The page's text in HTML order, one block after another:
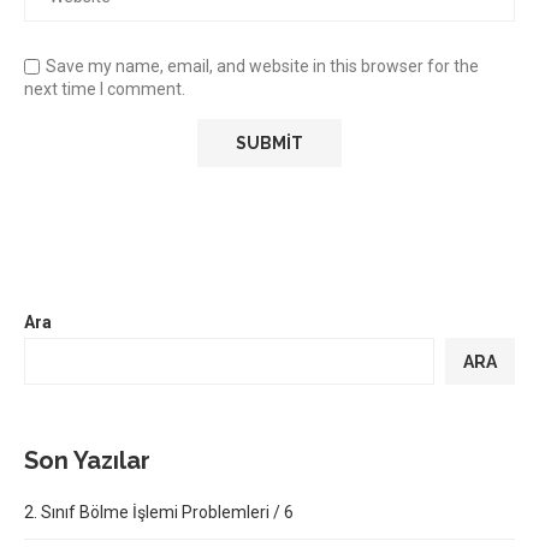
Save my name, email, and website in this browser for the
next time I comment.
Ara
ARA
Son Yazılar
2. Sınıf Bölme İşlemi Problemleri / 6